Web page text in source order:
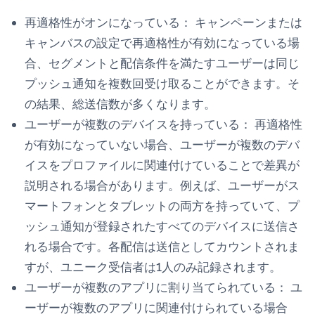
再適格性がオンになっている： キャンペーンまたは
キャンバスの設定で再適格性が有効になっている場
合、セグメントと配信条件を満たすユーザーは同じ
プッシュ通知を複数回受け取ることができます。そ
の結果、総送信数が多くなります。
ユーザーが複数のデバイスを持っている： 再適格性
が有効になっていない場合、ユーザーが複数のデバ
イスをプロファイルに関連付けていることで差異が
説明される場合があります。例えば、ユーザーがス
マートフォンとタブレットの両方を持っていて、プ
ッシュ通知が登録されたすべてのデバイスに送信さ
れる場合です。各配信は送信としてカウントされま
すが、ユニーク受信者は1人のみ記録されます。
ユーザーが複数のアプリに割り当てられている： ユ
ーザーが複数のアプリに関連付けられている場合